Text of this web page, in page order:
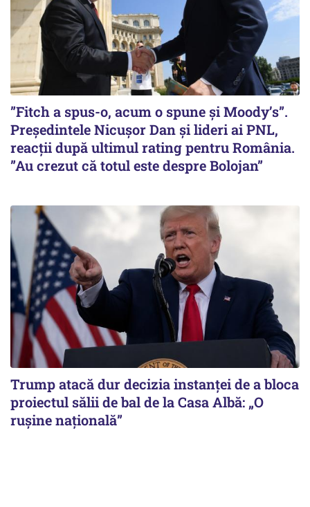
”Fitch a spus-o, acum o spune și Moody’s”.
Președintele Nicușor Dan și lideri ai PNL,
reacții după ultimul rating pentru România.
”Au crezut că totul este despre Bolojan”
Trump atacă dur decizia instanţei de a bloca
proiectul sălii de bal de la Casa Albă: „O
ruşine naţională”